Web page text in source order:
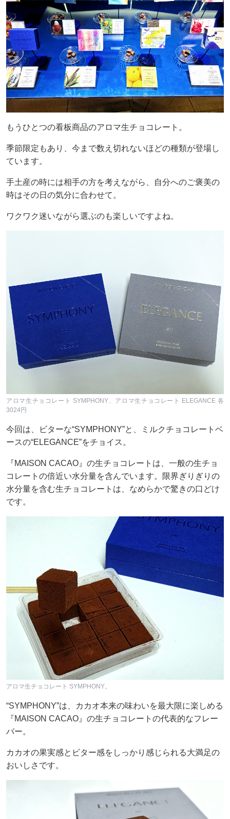
もうひとつの看板商品のアロマ生チョコレート。
季節限定もあり、今まで数え切れないほどの種類が登場し
ています。
手土産の時には相手の方を考えながら、自分へのご褒美の
時はその日の気分に合わせて。
ワクワク迷いながら選ぶのも楽しいですよね。
アロマ生チョコレート SYMPHONY、アロマ生チョコレート ELEGANCE 各
3024円
今回は、ビターな“SYMPHONY”と、ミルクチョコレートベ
ースの“ELEGANCE”をチョイス。
『MAISON CACAO』の生チョコレートは、一般の生チョ
コレートの倍近い水分量を含んでいます。限界ぎりぎりの
水分量を含む生チョコレートは、なめらかで驚きの口どけ
です。
アロマ生チョコレート SYMPHONY。
“SYMPHONY”は、カカオ本来の味わいを最大限に楽しめる
『MAISON CACAO』の生チョコレートの代表的なフレー
バー。
カカオの果実感とビター感をしっかり感じられる大満足の
おいしさです。